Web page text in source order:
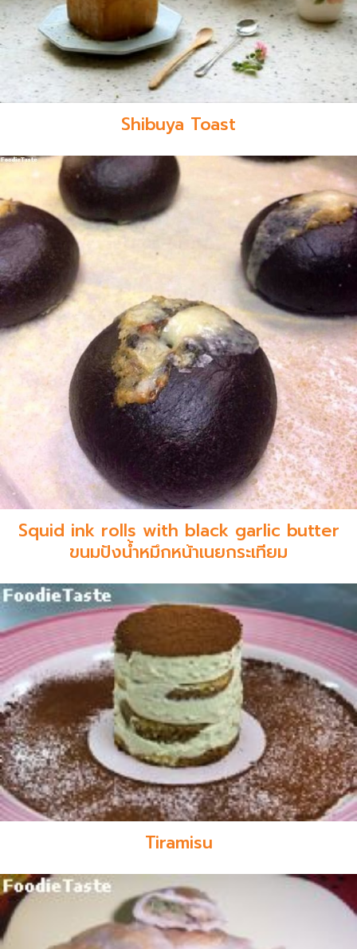
Shibuya Toast
Squid ink rolls with black garlic butter
ขนมปังน้ำหมึกหน้าเนยกระเทียม
Tiramisu